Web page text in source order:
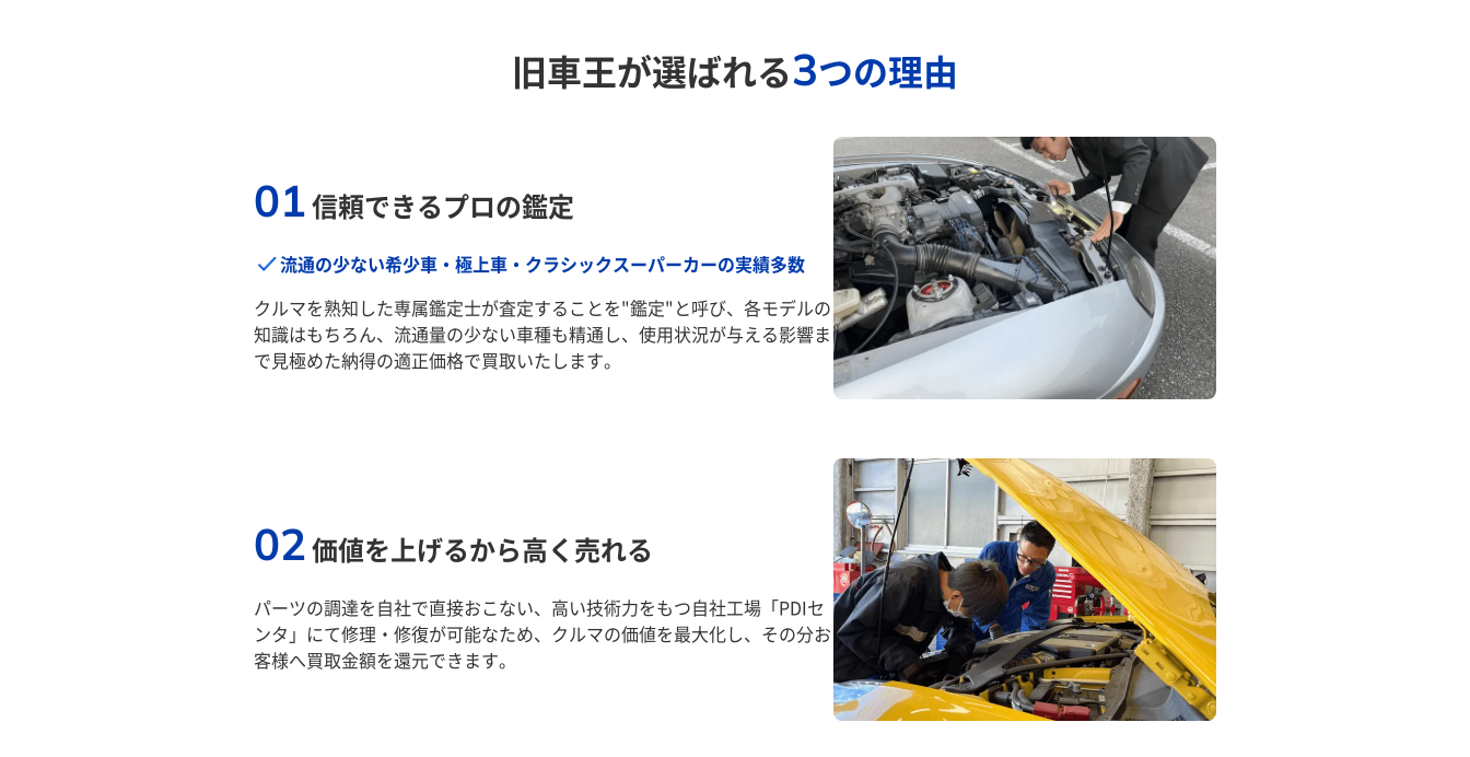
旧車王が選ばれる3つの理由
01信頼できるプロの鑑定
流通の少ない希少車・極上車・クラシックスーパーカーの実績多数
クルマを熟知した専属鑑定士が査定することを"鑑定"と呼び、各モデルの
知識はもちろん、流通量の少ない車種も精通し、使用状況が与える影響ま
で見極めた納得の適正価格で買取いたします。
02価値を上げるから高く売れる
パーツの調達を自社で直接おこない、高い技術力をもつ自社工場「PDIセ
ンタ」にて修理・修復が可能なため、クルマの価値を最大化し、その分お
客様へ買取金額を還元できます。